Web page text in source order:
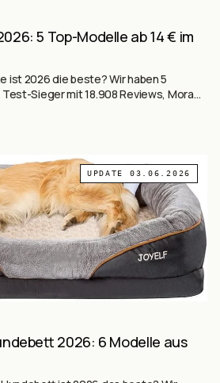
5 Top-Modelle ab 14 € im
ist 2026 die beste? Wir haben 5
Sieger mit 18.908 Reviews, Mora
Auto-tauglich) auf Basis von über 20.000
Hunde.
UPDATE 03.06.2026
2026: 6 Modelle aus